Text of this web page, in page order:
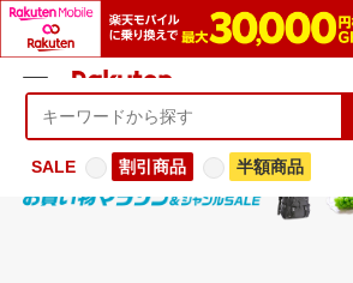
ようこそ 楽天市場へ ログイン
SALE 割引商品 半額商品